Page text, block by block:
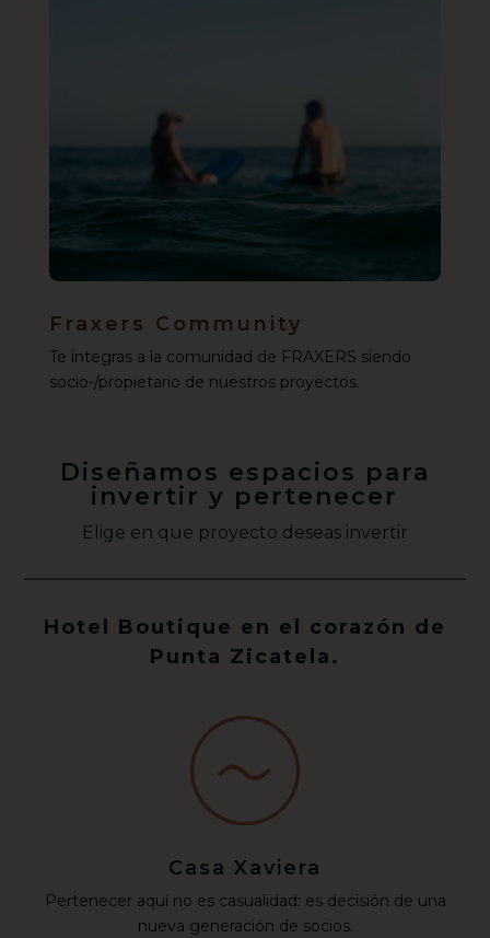
Fraxers Community
Te integras a la comunidad de FRAXERS siendo
socio-/propietario de nuestros proyectos.
Diseñamos espacios para
invertir y pertenecer
Elige en que proyecto deseas invertir
Hotel Boutique en el corazón de
Punta Zicatela.
Casa Xaviera
Pertenecer aquí no es casualidad: es decisión de una
nueva generación de socios.